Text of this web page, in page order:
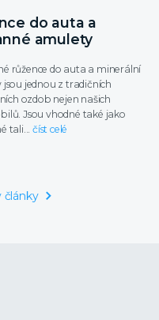
do auta a
amulety
růžence do auta a minerální
jednou z tradičních
ozdob nejen našich
Jsou vhodné také jako
tali... číst celé
články